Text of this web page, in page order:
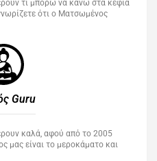
τι μπορώ να κάνω στα κέφια
ότι ο Ματσωμένος
Guru​
καλά, αφού από το 2005
μας είναι το μεροκάματο και